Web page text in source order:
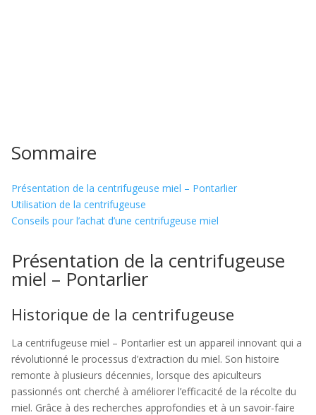
Sommaire
Présentation de la centrifugeuse miel – Pontarlier
Utilisation de la centrifugeuse
Conseils pour l’achat d’une centrifugeuse miel
Présentation de la centrifugeuse
miel – Pontarlier
Historique de la centrifugeuse
La centrifugeuse miel – Pontarlier est un appareil innovant qui a
révolutionné le processus d’extraction du miel. Son histoire
remonte à plusieurs décennies, lorsque des apiculteurs
passionnés ont cherché à améliorer l’efficacité de la récolte du
miel. Grâce à des recherches approfondies et à un savoir-faire